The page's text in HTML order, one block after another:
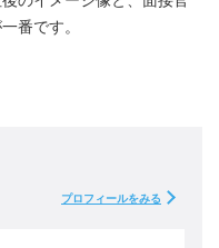
番です。
プロフィールをみる